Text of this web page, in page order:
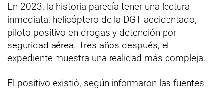
En 2023, la historia parecía tener una lectura
inmediata: helicóptero de la DGT accidentado,
piloto positivo en drogas y detención por
seguridad aérea. Tres años después, el
expediente muestra una realidad más compleja.
El positivo existió, según informaron las fuentes